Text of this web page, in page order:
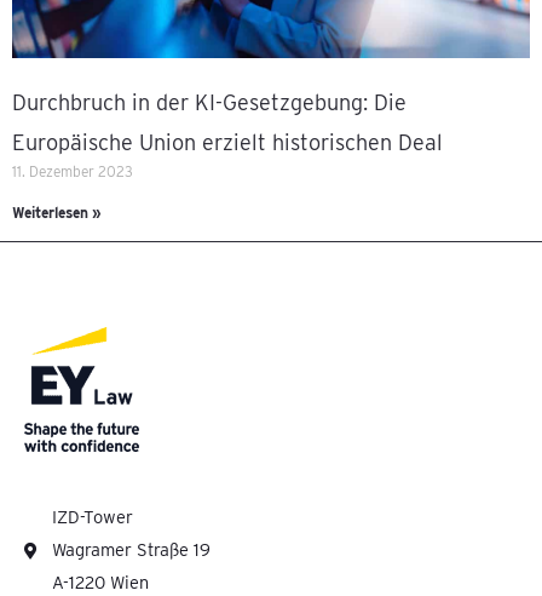
Durchbruch in der KI-Gesetzgebung: Die
Europäische Union erzielt historischen Deal
11. Dezember 2023
Weiterlesen »
IZD-Tower
Wagramer Straße 19
A-1220 Wien